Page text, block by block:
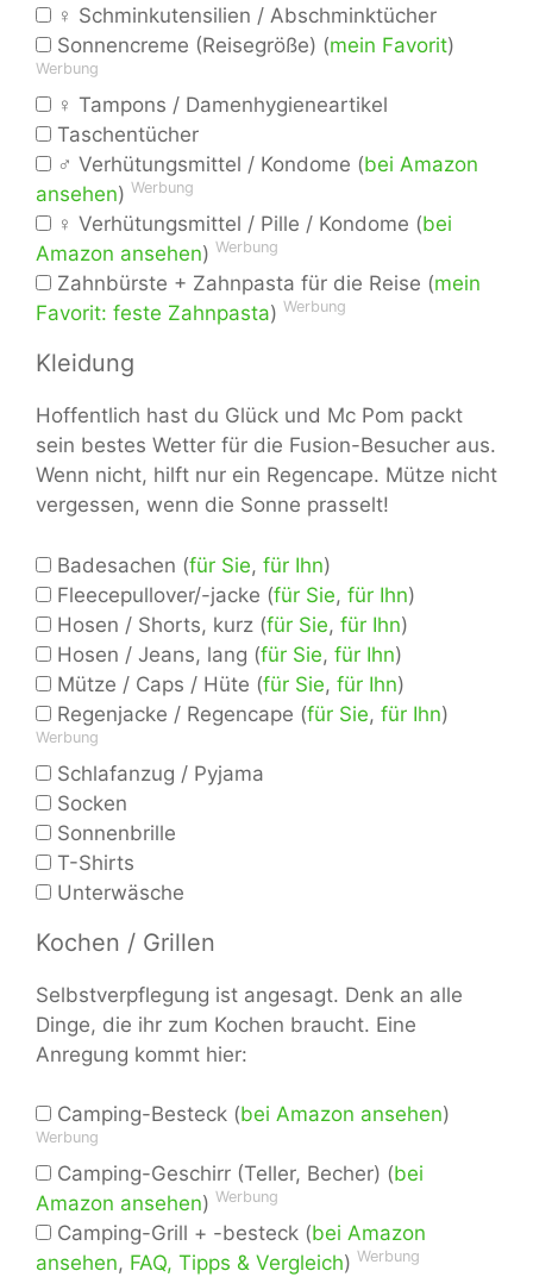
♀ Schminkutensilien / Abschminktücher
Sonnencreme (Reisegröße) (mein Favorit)
Werbung
♀ Tampons / Damenhygieneartikel
Taschentücher
♂ Verhütungsmittel / Kondome (bei Amazon
ansehen) Werbung
♀ Verhütungsmittel / Pille / Kondome (bei
Amazon ansehen) Werbung
Zahnbürste + Zahnpasta für die Reise (mein
Favorit: feste Zahnpasta) Werbung
Kleidung
Hoffentlich hast du Glück und Mc Pom packt
sein bestes Wetter für die Fusion-Besucher aus.
Wenn nicht, hilft nur ein Regencape. Mütze nicht
vergessen, wenn die Sonne prasselt!
Badesachen (für Sie, für Ihn)
Fleecepullover/-jacke (für Sie, für Ihn)
Hosen / Shorts, kurz (für Sie, für Ihn)
Hosen / Jeans, lang (für Sie, für Ihn)
Mütze / Caps / Hüte (für Sie, für Ihn)
Regenjacke / Regencape (für Sie, für Ihn)
Werbung
Schlafanzug / Pyjama
Socken
Sonnenbrille
T-Shirts
Unterwäsche
Kochen / Grillen
Selbstverpflegung ist angesagt. Denk an alle
Dinge, die ihr zum Kochen braucht. Eine
Anregung kommt hier:
Camping-Besteck (bei Amazon ansehen)
Werbung
Camping-Geschirr (Teller, Becher) (bei
Amazon ansehen) Werbung
Camping-Grill + -besteck (bei Amazon
ansehen, FAQ, Tipps & Vergleich) Werbung